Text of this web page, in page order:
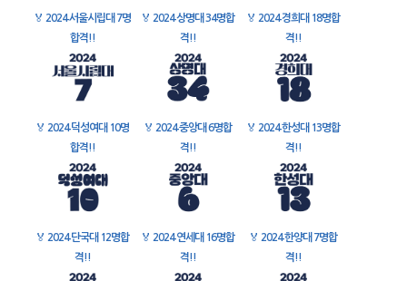
🏅 2024 서울시립대 7명
합격!!
🏅 2024 상명대 34명합
격!!
🏅 2024 경희대 18명합
격!!
🏅 2024 덕성여대 10명
합격!!
🏅 2024 중앙대 6명합
격!!
🏅 2024 한성대 13명합
격!!
🏅 2024 단국대 12명합
격!!
🏅 2024 연세대 16명합
격!!
🏅 2024 한양대 7명합
격!!